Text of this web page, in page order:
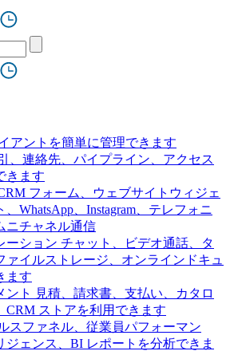
アントを簡単に管理できます
、連絡先、パイプライン、アクセス
きます
フォーム、ウェブサイトウィジェ
WhatsApp、Instagram、テレフォニ
ニチャネル通信
ーション チャット、ビデオ通話、タ
ァイルストレージ、オンラインドキュ
ます
ント
見積、請求書、支払い、カタロ
CRM ストアを利用できます
スファネル、従業員パフォーマン
ジェンス、BI レポートを分析できま